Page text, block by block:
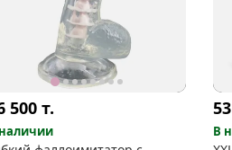
500 т.
В